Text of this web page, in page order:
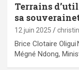
Terrains
sa
12 juin 2025
Brice Clotaire
Mégné Ndong,